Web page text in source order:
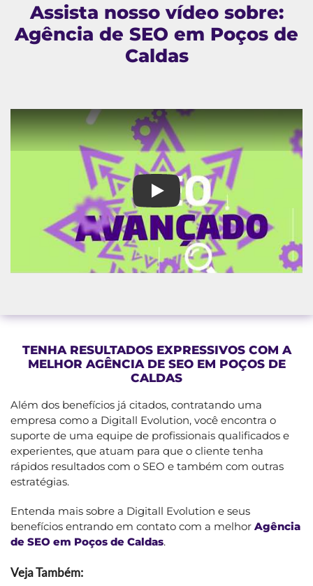
Assista nosso vídeo sobre:
Agência de SEO em Poços de
Caldas
Agência de SEO em Poços de
TENHA RESULTADOS EXPRESSIVOS COM A
MELHOR AGÊNCIA DE SEO EM POÇOS DE
CALDAS
Além dos benefícios já citados, contratando uma
empresa como a Digitall Evolution, você encontra o
suporte de uma equipe de profissionais qualificados e
experientes, que atuam para que o cliente tenha
rápidos resultados com o SEO e também com outras
estratégias.
Entenda mais sobre a Digitall Evolution e seus
benefícios entrando em contato com a melhor Agência
de SEO em Poços de Caldas.
Veja Também: